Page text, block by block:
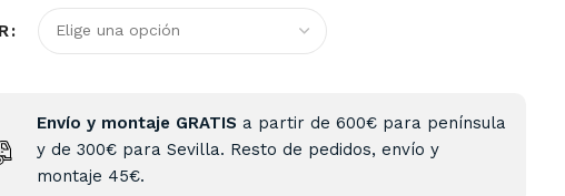
Envío y montaje GRATIS a partir de 600€ para península
y de 300€ para Sevilla. Resto de pedidos, envío y
montaje 45€.